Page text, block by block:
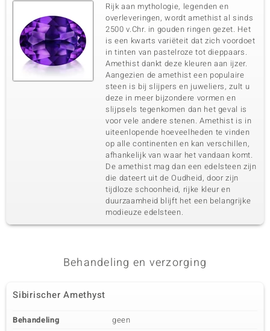
Rijk aan mythologie, legenden en
overleveringen, wordt amethist al sinds
2500 v.Chr. in gouden ringen gezet. Het
is een kwarts variëteit dat zich voordoet
in tinten van pastelroze tot dieppaars.
Amethist dankt deze kleuren aan ijzer.
Aangezien de amethist een populaire
steen is bij slijpers en juweliers, zult u
deze in meer bijzondere vormen en
slijpsels tegenkomen dan het geval is
voor vele andere stenen. Amethist is in
uiteenlopende hoeveelheden te vinden
op alle continenten en kan verschillen,
afhankelijk van waar het vandaan komt.
De amethist mag dan een edelsteen zijn
die dateert uit de Oudheid, door zijn
tijdloze schoonheid, rijke kleur en
duurzaamheid blijft het een belangrijke
modieuze edelsteen.
Behandeling en verzorging
Sibirischer Amethyst
Behandeling geen